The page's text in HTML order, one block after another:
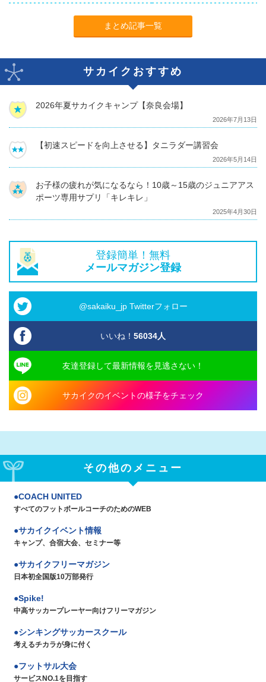
まとめ記事一覧
サカイクおすすめ
2026年夏サカイクキャンプ【奈良会場】
2026年7月13日
【初速スピードを向上させる】タニラダー講習会
2026年5月14日
お子様の疲れが気になるなら！10歳～15歳のジュニアアス
ポーツ専用サプリ「キレキレ」
2025年4月30日
登録簡単！無料
メールマガジン登録
@sakaiku_jp Twitterフォロー
いいね！ 56034人
友達登録して最新情報を見逃さない！
サカイクのイベントの様子をチェック
その他のメニュー
COACH UNITED
すべてのフットボールコーチのためのWEB
サカイクイベント情報
キャンプ、合宿大会、セミナー等
サカイクフリーマガジン
日本初全国版10万部発行
Spike!
中高サッカープレーヤー向けフリーマガジン
シンキングサッカースクール
考えるチカラが身に付く
フットサル大会
サービスNO.1を目指す